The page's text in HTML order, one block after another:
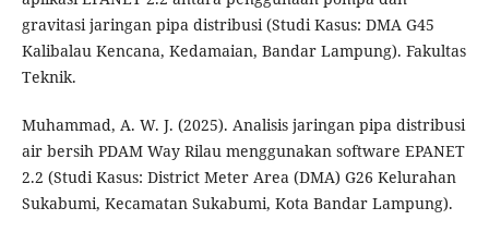
gravitasi jaringan pipa distribusi (Studi Kasus: DMA G45
Kalibalau Kencana, Kedamaian, Bandar Lampung). Fakultas
Teknik.
Muhammad, A. W. J. (2025). Analisis jaringan pipa distribusi
air bersih PDAM Way Rilau menggunakan software EPANET
2.2 (Studi Kasus: District Meter Area (DMA) G26 Kelurahan
Sukabumi, Kecamatan Sukabumi, Kota Bandar Lampung).